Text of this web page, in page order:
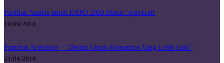
Paviliun Austria untuk EXPO 2020 Dubai / querkraft
19/09/2018
Pameran Arsitektur – “Desain Untuk Komunitas Yang Lebih Baik”
21/04/2018